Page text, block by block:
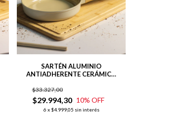
SARTÉN ALUMINIO
ANTIADHERENTE CERÁMICO
$29.994,30
$33.327,00
10% OFF
6 x $4.999,05 sin interés